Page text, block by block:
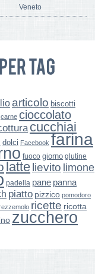
Veneto
articolo biscotti
carne cioccolato
cucchiai
dolci Facebook farina
fuoco giorno glutine
latte lievito limone
padella pane panna
piatto pizzico pomodoro
ricette ricotta
zucchero